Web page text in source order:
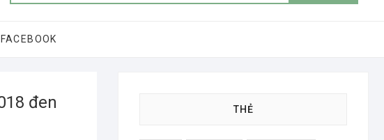
FACEBOOK
đen
THẺ